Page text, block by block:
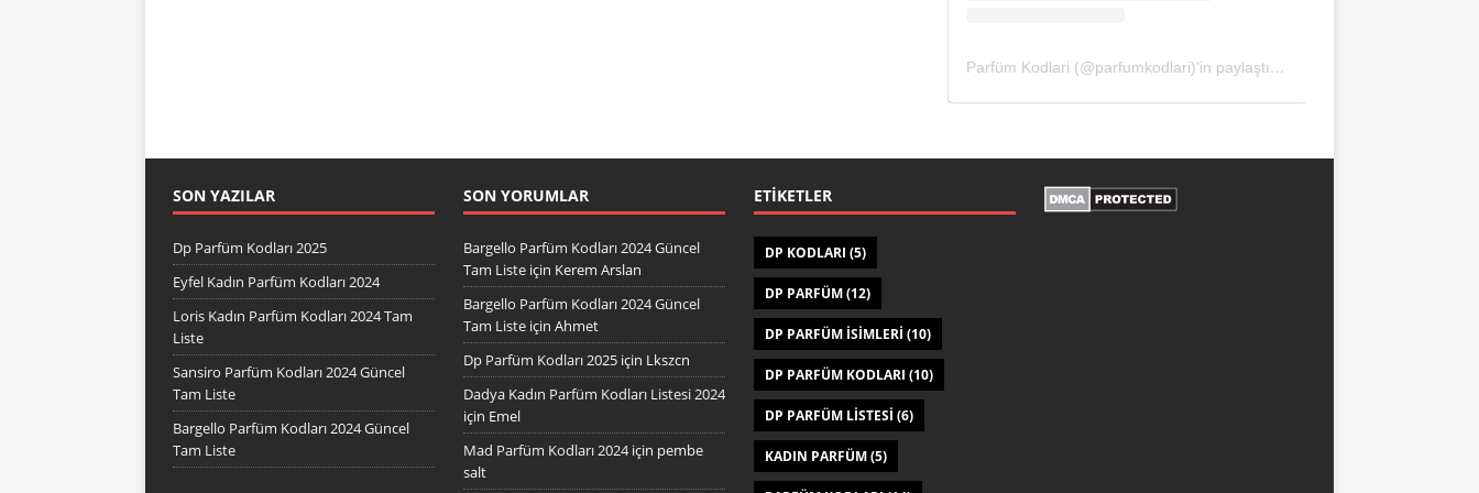
Parfüm Kodlari (@parfumkodlari)'in paylaştığı bir gönderi
SON YAZILAR
Dp Parfüm Kodları 2025
Eyfel Kadın Parfüm Kodları 2024
Loris Kadın Parfüm Kodları 2024 Tam
Liste
Sansiro Parfüm Kodları 2024 Güncel
Tam Liste
Bargello Parfüm Kodları 2024 Güncel
Tam Liste
SON YORUMLAR
Bargello Parfüm Kodları 2024 Güncel
Tam Listeiçin Kerem Arslan
Bargello Parfüm Kodları 2024 Güncel
Tam Listeiçin Ahmet
Dp Parfüm Kodları 2025için Lkszcn
Dadya Kadın Parfüm Kodları Listesi 2024
için Emel
Mad Parfüm Kodları 2024için pembe
salt
ETIKETLER
DP KODLARI (5)
DP PARFÜM(12)
DP PARFÜM ISIMLERI (10)
DP PARFÜM KODLARI (10)
DP PARFÜM LISTESI (6)
KADIN PARFÜM(5)